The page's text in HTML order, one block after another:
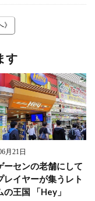
す
月21日
ーセンの老舗にして
レイヤーが集うレト
の王国 「Hey」